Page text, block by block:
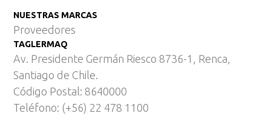
NUESTRAS MARCAS
Proveedores
TAGLERMAQ
Av. Presidente Germán Riesco 8736-1, Renca,
Santiago de Chile.
Código Postal: 8640000
Teléfono: (+56) 22 478 1100